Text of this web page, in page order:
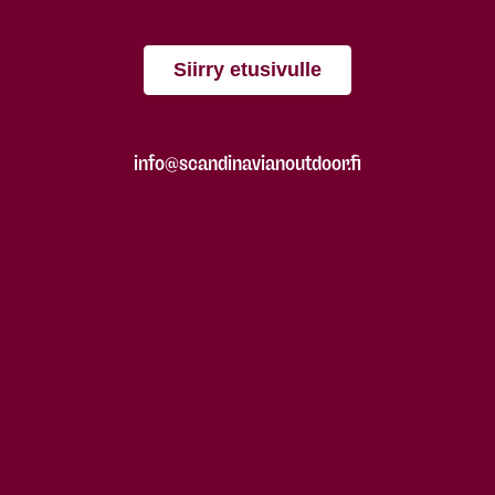
Siirry etusivulle
info@scandinavianoutdoor.fi